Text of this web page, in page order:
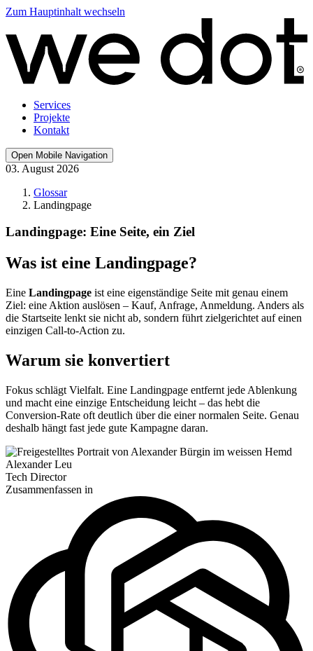
Zum Hauptinhalt wechseln
Services
Projekte
Kontakt
Open Mobile Navigation
03. August 2026
Glossar
Landingpage
Landingpage: Eine Seite, ein Ziel
Was ist eine Landingpage?
Eine Landingpage ist eine eigenständige Seite mit genau einem
Ziel: eine Aktion auslösen – Kauf, Anfrage, Anmeldung. Anders als
die Startseite lenkt sie nicht ab, sondern führt zielgerichtet auf einen
einzigen Call-to-Action zu.
Warum sie konvertiert
Fokus schlägt Vielfalt. Eine Landingpage entfernt jede Ablenkung
und macht eine einzige Entscheidung leicht – das hebt die
Conversion-Rate oft deutlich über die einer normalen Seite. Genau
deshalb hängt fast jede gute Kampagne daran.
Alexander Leu
Tech Director
Zusammenfassen in